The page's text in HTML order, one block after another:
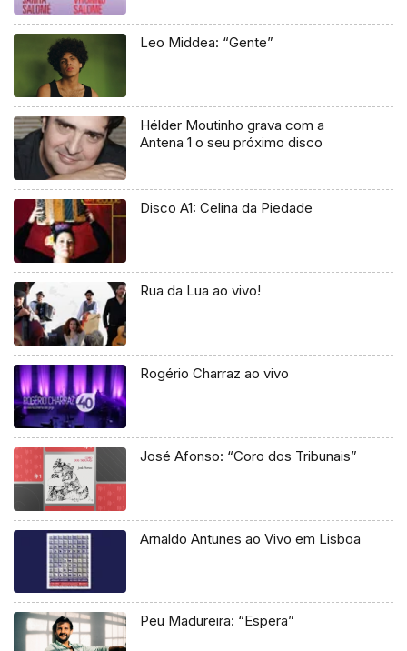
Leo Middea: “Gente”
Hélder Moutinho grava com a
Antena 1 o seu próximo disco
Disco A1: Celina da Piedade
Rua da Lua ao vivo!
Rogério Charraz ao vivo
José Afonso: “Coro dos Tribunais”
Arnaldo Antunes ao Vivo em Lisboa
Peu Madureira: “Espera”